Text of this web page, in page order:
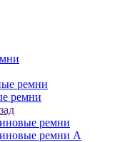
ремни
ремни
ремни
ремни A